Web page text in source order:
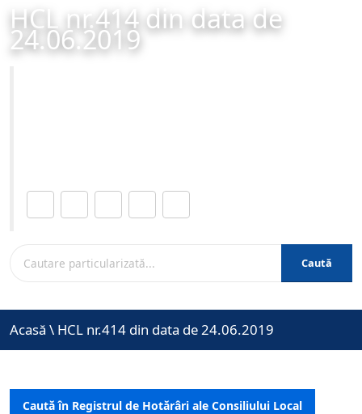
HCL nr.414 din data de
24.06.2019
Caută
Acasă \ HCL nr.414 din data de 24.06.2019
Caută în Registrul de Hotărâri ale Consiliului Local